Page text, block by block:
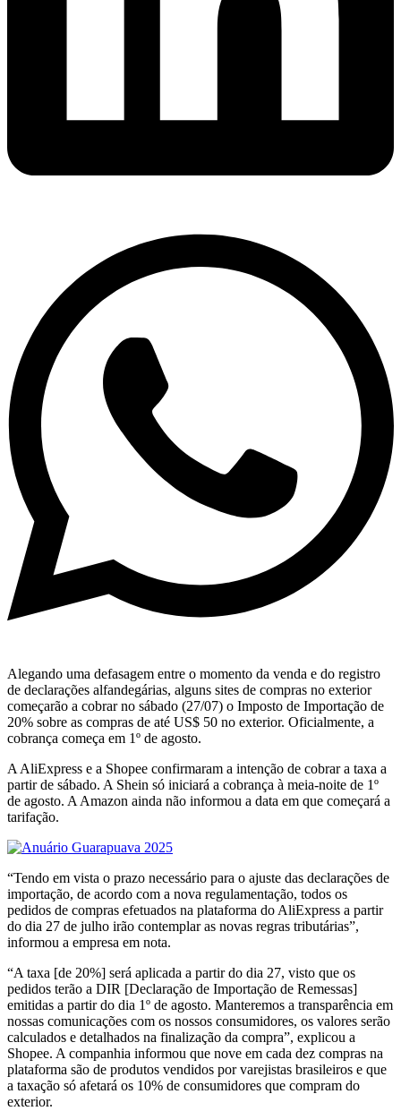
Alegando uma defasagem entre o momento da venda e do registro
de declarações alfandegárias, alguns sites de compras no exterior
começarão a cobrar no sábado (27/07) o Imposto de Importação de
20% sobre as compras de até US$ 50 no exterior. Oficialmente, a
cobrança começa em 1º de agosto.
A AliExpress e a Shopee confirmaram a intenção de cobrar a taxa a
partir de sábado. A Shein só iniciará a cobrança à meia-noite de 1º
de agosto. A Amazon ainda não informou a data em que começará a
tarifação.
“Tendo em vista o prazo necessário para o ajuste das declarações de
importação, de acordo com a nova regulamentação, todos os
pedidos de compras efetuados na plataforma do AliExpress a partir
do dia 27 de julho irão contemplar as novas regras tributárias”,
informou a empresa em nota.
“A taxa [de 20%] será aplicada a partir do dia 27, visto que os
pedidos terão a DIR [Declaração de Importação de Remessas]
emitidas a partir do dia 1º de agosto. Manteremos a transparência em
nossas comunicações com os nossos consumidores, os valores serão
calculados e detalhados na finalização da compra”, explicou a
Shopee. A companhia informou que nove em cada dez compras na
plataforma são de produtos vendidos por varejistas brasileiros e que
a taxação só afetará os 10% de consumidores que compram do
exterior.